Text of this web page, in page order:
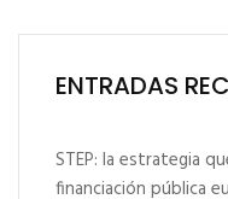
ENTRADAS
STEP: la estrategia
financiación pública